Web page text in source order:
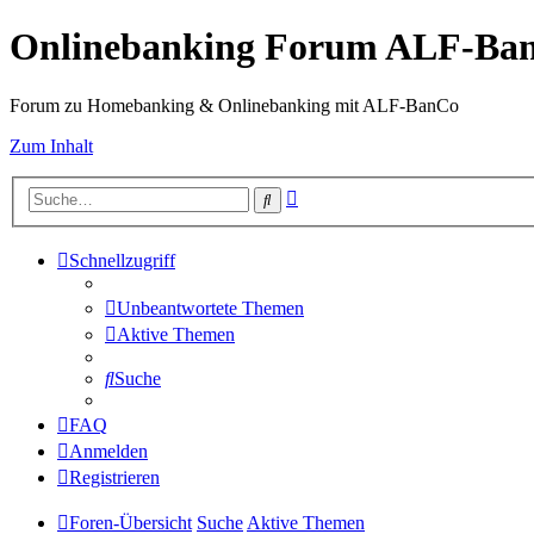
Onlinebanking Forum ALF-
Forum zu Homebanking & Onlinebanking mit ALF-BanCo
Zum Inhalt
Suche
Schnellzugriff
Unbeantwortete Themen
Aktive Themen
Suche
FAQ
Anmelden
Registrieren
Foren-Übersicht SucheAktive Themen